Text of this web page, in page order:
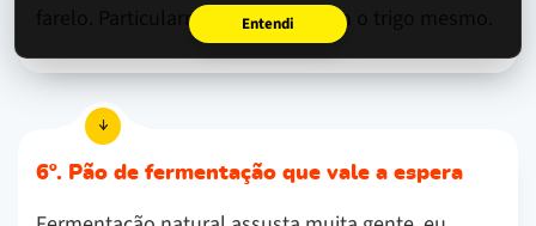
Entendi
farelo. Particularmente prefiro com o trigo mesmo.
6º. Pão de fermentação que vale a espera